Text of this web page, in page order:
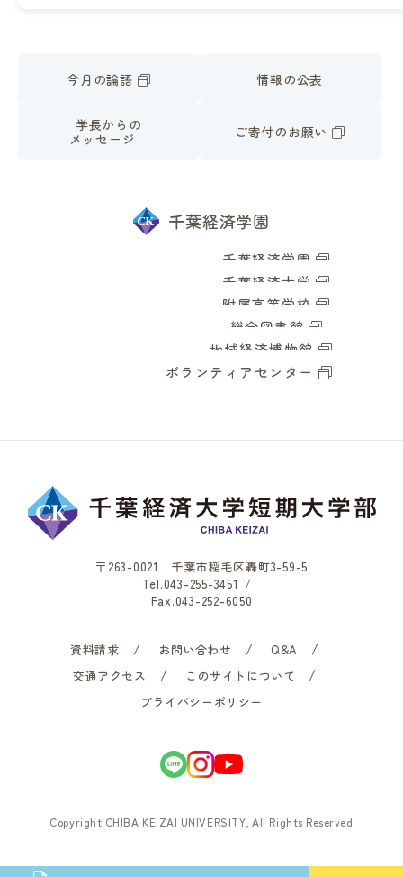
今月の論語 情報の公表
学長からの
メッセージ
ご寄付のお願い
千葉経済学園
千葉経済学園
千葉経済大学
附属高等学校
総合図書館
地域経済博物館
ボランティアセンター
〒263-0021 千葉市稲毛区轟町3-59-5
Tel.043-255-3451 /
Fax.043-252-6050
資料請求 お問い合わせ
Q&A
交通アクセス
このサイトについて
プライバシーポリシー
Copyright CHIBA KEIZAI UNIVERSITY, All Rights Reserved